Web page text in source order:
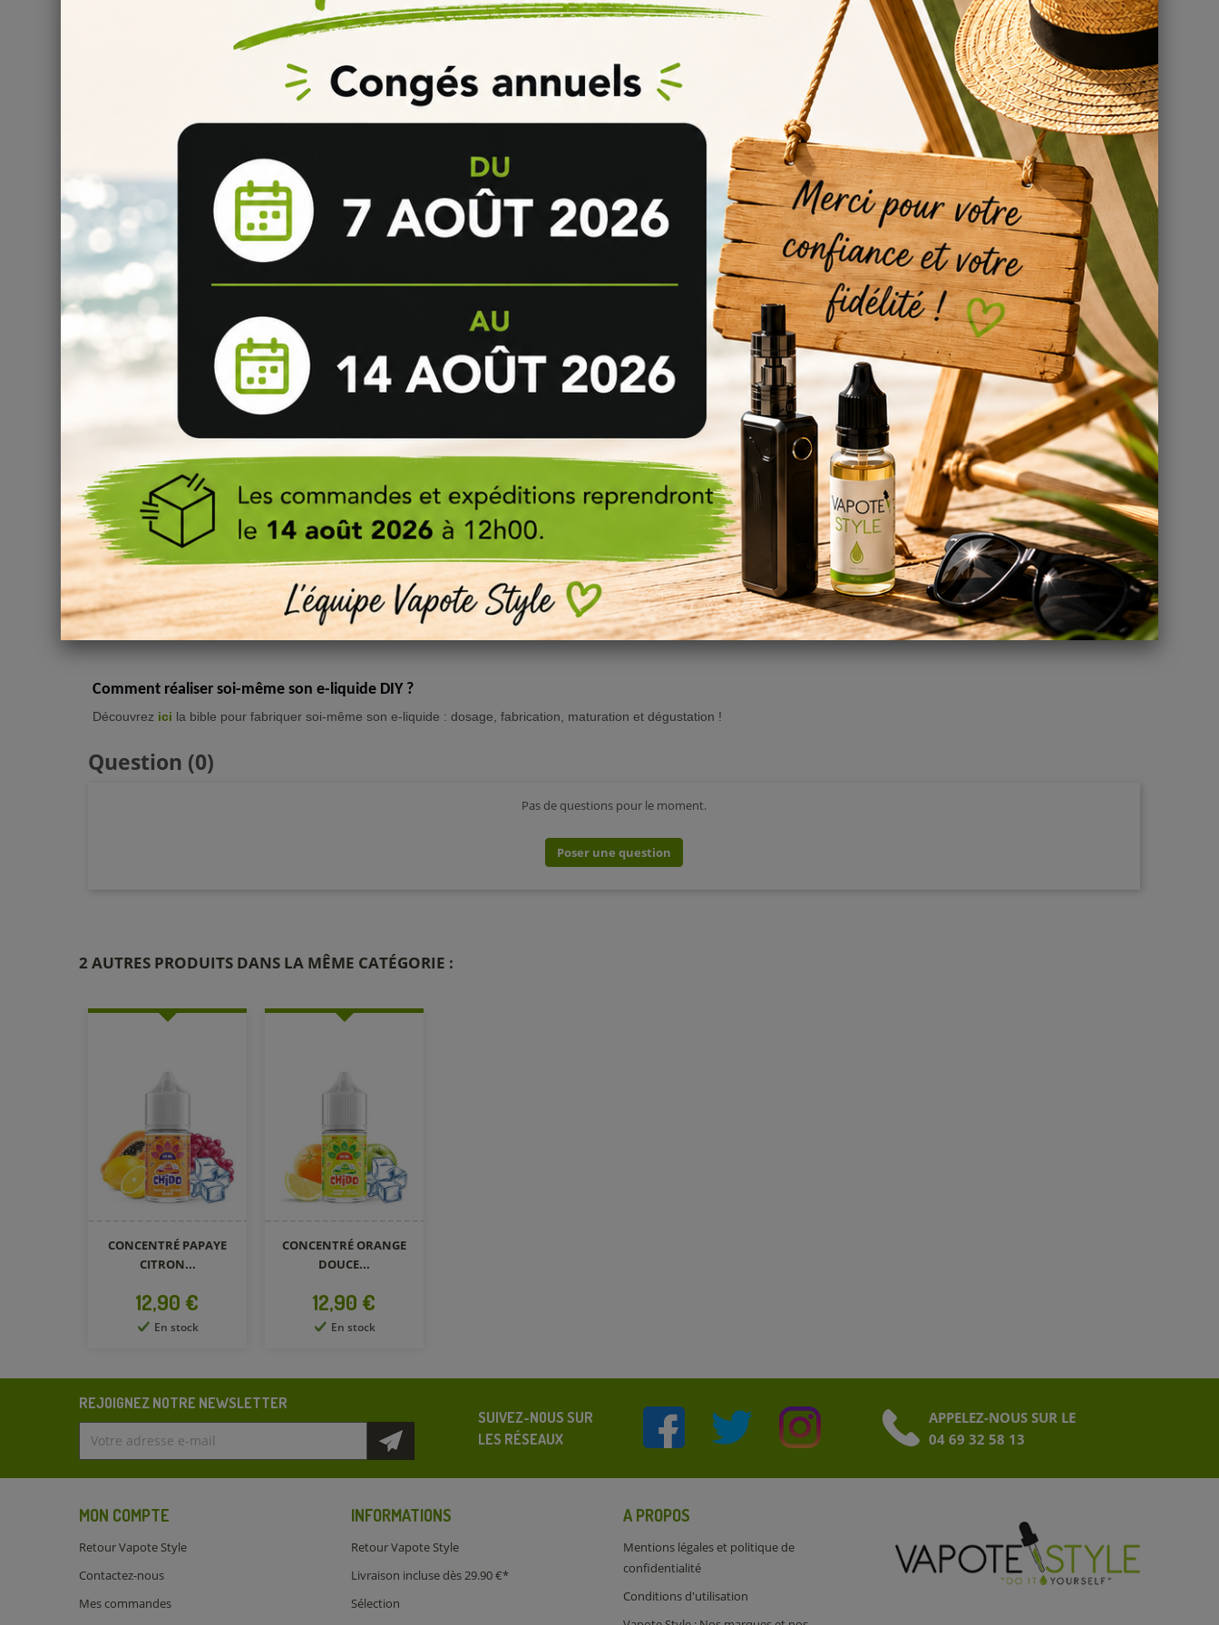
Temps de maturation de liquide DIY :
Nous vous conseillons de laisser reposer votre mélangee-liquide Arôme Concentré Framboise Myrtille Fruit du
Pour en savoir plus, consulter notre page
maturation
Informations:
Conservation : stocké entre 4 et 16°C
Conforme au règlement 1334/2008/CEE
Composition : Propylène Glycol & Arôme alimentaire
Comment bien conserver ses liquides DIY ?
Il est fortement recommandé pour une conservation à long terme de stocker vos concentrés e-liquides à
température basse... toutes les informations sont disponibles dans notre rubrique
pour bien réussir sonDIY
liquide.
Comment bien steeper son e-liquide DIY ?
La maturation d'un e-liquide DIY est essentielle et importante afin d'obtenir lemeilleur de l'arôme DIY
ou son concentré e-liquide.
Nous vous invitons à bien lire les
la méthodologie adaptée à vos arômes DIY
et concentrés DIY.
Peut-on rajouter des Additifs sucrés ou frais dans sa base liquide ?
Vous souhaitez ajouterdes effets sucrés, acidulés, caramélisés etc. ou tout autres effets à vose-liquides DIY, pensez à consulter
notre tuto dédié à l’utilisation desadditifs DIY, vous pourrez ainsi et facilement trouver les additifs DIY dont vous pourriez avoir
besoin.
Comment réaliser soi-même son e-liquide DIY ?
Découvrez ici la bible pour fabriquer soi-même son e-liquide : dosage, fabrication, maturation et dégustation !
Question (0)
Pas de questions pour le moment.
Poser une question
2 AUTRES PRODUITS DANS LA MÊME CATÉGORIE :
CONCENTRÉ PAPAYE
CITRON...
Prix
12,90 €
En stock
CONCENTRÉ ORANGE
DOUCE...
Prix
12,90 €
En stock
REJOIGNEZ NOTRE NEWSLETTER
SUIVEZ-NOUS SUR
LES RÉSEAUX
APPELEZ-NOUS SUR LE
04 69 32 58 13
MON COMPTE
Retour Vapote Style
Contactez-nous
Mes commandes
INFORMATIONS
Retour Vapote Style
Livraison incluse dès 29.90 €*
Sélection
A PROPOS
Mentions légales et politique de
confidentialité
Conditions d'utilisation